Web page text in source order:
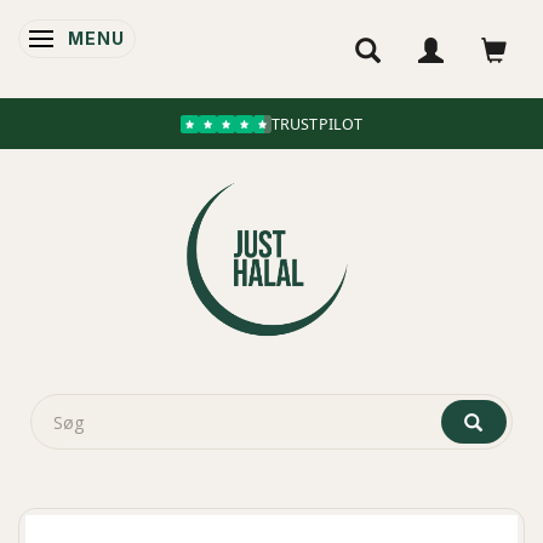
SKIFTE NAVIGATION
MENU
TRUSTPILOT